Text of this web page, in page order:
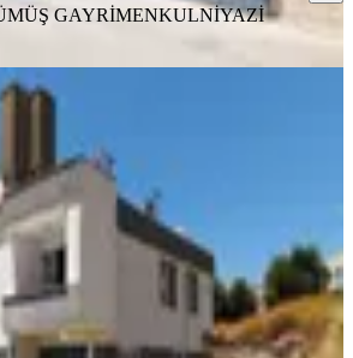
GAYRİMENKULNİYAZİ
Rota'dan Ağcalı'da Yeni Yapı,
Ağcalı Mahallesi
200 m² · 31.07.2026
₺